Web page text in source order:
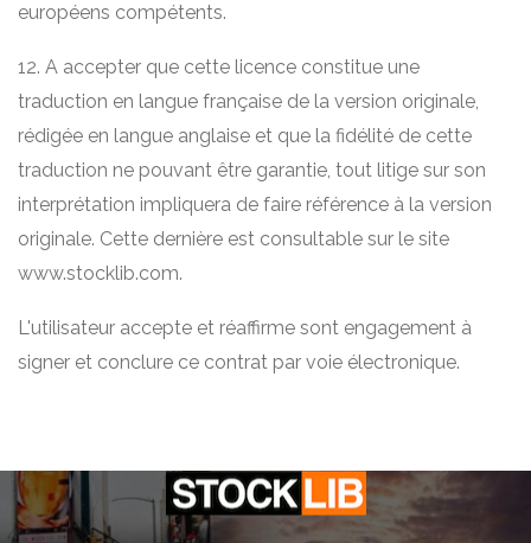
européens compétents.
12. A accepter que cette licence constitue une
traduction en langue française de la version originale,
rédigée en langue anglaise et que la fidélité de cette
traduction ne pouvant être garantie, tout litige sur son
interprétation impliquera de faire référence à la version
originale. Cette dernière est consultable sur le site
www.stocklib.com.
L'utilisateur accepte et réaffirme sont engagement à
signer et conclure ce contrat par voie électronique.